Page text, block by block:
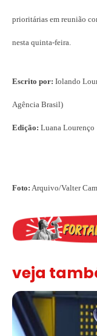
prioritárias em reunião
nesta quinta-feira.
Escrito por: Iolando
Agência Brasil)
Edição: Luana Lourenço
Foto: Arquivo/Valter
veja
Solidariedade ao